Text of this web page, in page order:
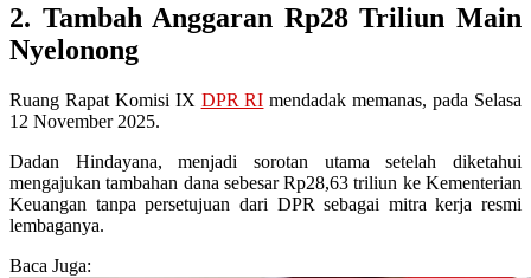
2. Tambah Anggaran Rp28 Triliun Main
Nyelonong
Ruang Rapat Komisi IX DPR RI mendadak memanas, pada Selasa
12 November 2025.
Dadan Hindayana, menjadi sorotan utama setelah diketahui
mengajukan tambahan dana sebesar Rp28,63 triliun ke Kementerian
Keuangan tanpa persetujuan dari DPR sebagai mitra kerja resmi
lembaganya.
Baca Juga: